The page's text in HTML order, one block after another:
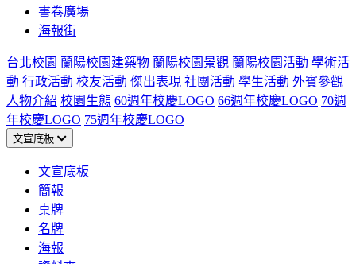
書卷廣場
海報街
台北校園 蘭陽校園建築物 蘭陽校園景觀 蘭陽校園活動 學術活
動 行政活動 校友活動 傑出表現 社團活動 學生活動 外賓參觀
人物介紹 校園生態 60週年校慶LOGO 66週年校慶LOGO 70週
年校慶LOGO 75週年校慶LOGO
文宣底板
文宣底板
簡報
桌牌
名牌
海報